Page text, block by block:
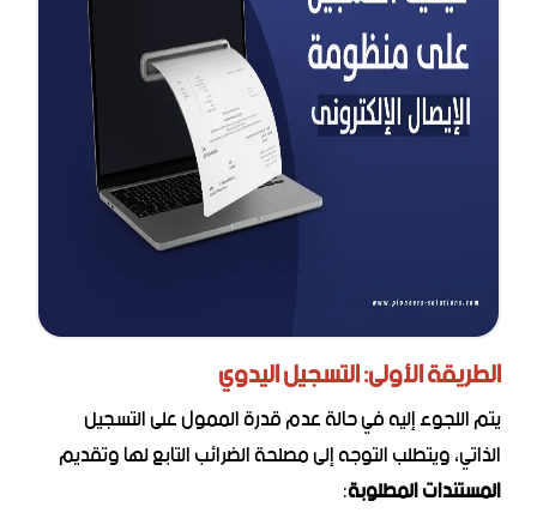
الطريقة الأولى: التسجيل اليدوي
يتم اللجوء إليه في حالة عدم قدرة الممول على التسجيل
الذاتي، ويتطلب التوجه إلى مصلحة الضرائب التابع لها وتقديم
المستندات المطلوبة: